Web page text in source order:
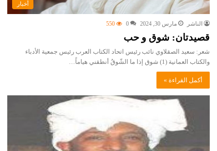
أخبار
الناشر مارس 30, 2024 0
550
قصيدتان: شوق و حب
شعر: سعيد الصقلاوي نائب رئيس اتحاد الكتاب العرب رئيس جمعية الأدباء
والكتاب العمانية (1) شوق إذا ما الشّوقُ أنطقني هياماً…
أكمل القراءة »